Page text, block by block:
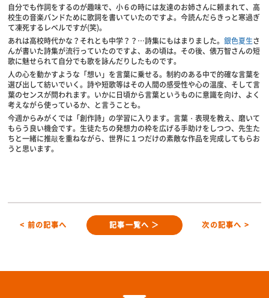
自分でも作詞をするのが趣味で、小６の時には友達のお姉さんに頼まれて、高
校生の音楽バンドために歌詞を書いていたのですよ。今読んだらきっと寒過ぎ
て凍死するレベルですが(笑)。
あれは高校時代かな？それとも中学？？…詩集にもはまりました。銀色夏生さ
んが書いた詩集が流行っていたのですよ、あの頃は。その後、俵万智さんの短
歌に魅せられて自分でも歌を詠んだりしたものです。
人の心を動かすような「想い」を言葉に乗せる。制約のある中で的確な言葉を
選び出して紡いでいく。詩や短歌等はその人間の感受性や心の温度、そして言
葉のセンスが問われます。いかに日頃から言葉というものに意識を向け、よく
考えながら使っているか、と言うことも。
今週からみがくでは「創作詩」の学習に入ります。言葉・表現を教え、磨いて
もらう良い機会です。生徒たちの発想力の枠を広げる手助けをしつつ、先生た
ちと一緒に推敲を重ねながら、世界に１つだけの素敵な作品を完成してもらお
うと思います。
< 前の記事へ 記事一覧へ ＞ 次の記事へ >